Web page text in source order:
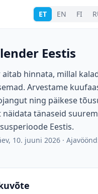
ET EN FI
Eestis
hinnata, millal
Arvestame
ning päikese
näidata tänaseid
Eestis.
10. juuni 2026 ·